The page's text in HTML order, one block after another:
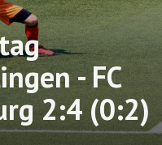
- FC
2:4 (0:2)